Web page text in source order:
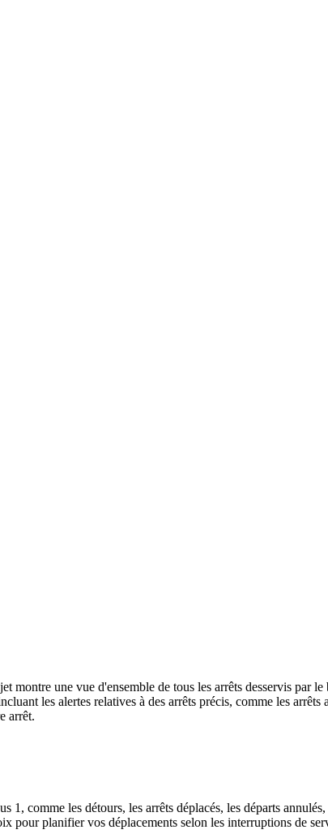
une vue d'ensemble de tous les arrêts desservis par
les alertes relatives à des arrêts précis, comme les
arrêt.
comme les détours, les arrêts déplacés, les départs
planifier vos déplacements selon les interruptions de